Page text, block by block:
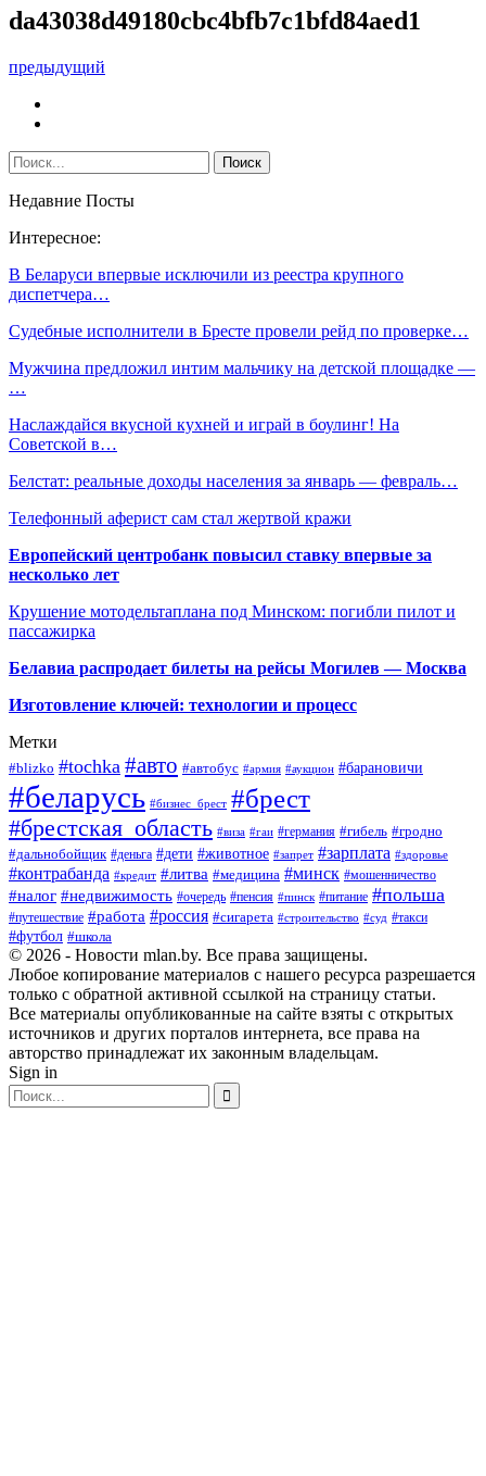
da43038d49180cbc4bfb7c1bfd84aed1
предыдущий
Недавние Посты
Интересное:
В Беларуси впервые исключили из реестра крупного
диспетчера…
Судебные исполнители в Бресте провели рейд по проверке…
Мужчина предложил интим мальчику на детской площадке —
…
Наслаждайся вкусной кухней и играй в боулинг! На
Советской в…
Белстат: реальные доходы населения за январь — февраль…
Телефонный аферист сам стал жертвой кражи
Европейский центробанк повысил ставку впервые за
несколько лет
Крушение мотодельтаплана под Минском: погибли пилот и
пассажирка
Белавиа распродает билеты на рейсы Могилев — Москва
Изготовление ключей: технологии и процесс
Метки
#blizko #tochka #авто #автобус #армия #аукцион #барановичи
#беларусь #бизнес_брест #брест
#брестская_область #виза #гаи #германия #гибель #гродно
#дальнобойщик #деньга #дети #животное #запрет #зарплата #здоровье
#контрабанда #кредит #литва #медицина #минск #мошенничество
#налог #недвижимость #очередь #пенсия #пинск #питание #польша
#путешествие #работа #россия #сигарета #строительство #суд #такси
#футбол #школа
© 2026 - Новости mlan.by. Все права защищены.
Любое копирование материалов с нашего ресурса разрешается
только с обратной активной ссылкой на страницу статьи.
Все материалы опубликованные на сайте взяты с открытых
источников и других порталов интернета, все права на
авторство принадлежат их законным владельцам.
Sign in